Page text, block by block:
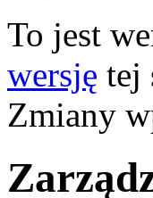
To jest
wersję tej
Zmiany